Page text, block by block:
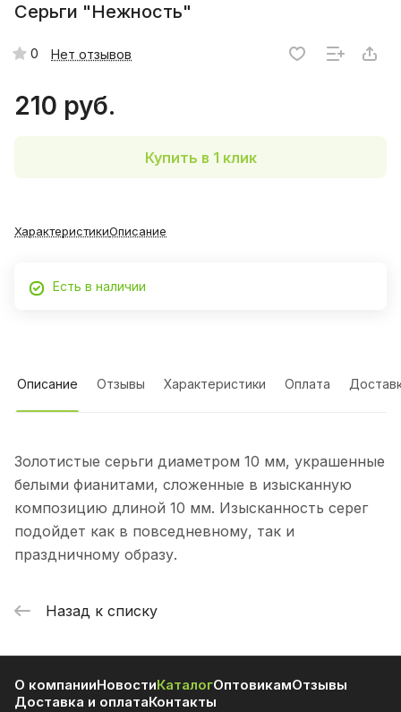
Серьги "Нежность"
0 Нет отзывов
210 руб.
Купить в 1 клик
ХарактеристикиОписание
Есть в наличии
Описание Отзывы Характеристики Оплата
Золотистые серьги диаметром 10 мм, украшенные
белыми фианитами, сложенные в изысканную
композицию длиной 10 мм. Изысканность серег
подойдет как в повседневному, так и
праздничному образу.
Назад к списку
О компанииНовостиКаталогОптовикамОтзывы
Доставка и оплатаКонтакты